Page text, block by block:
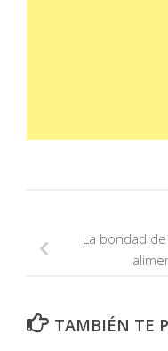
La bondad
TAMBIÉN TE